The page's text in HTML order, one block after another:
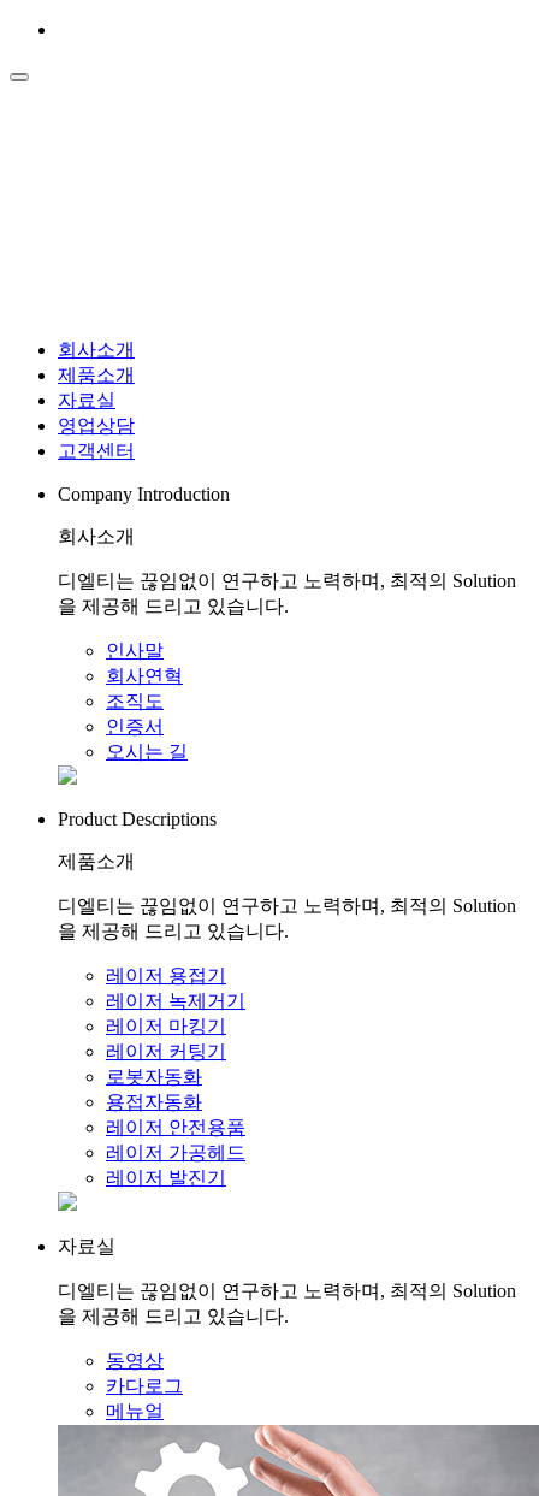
회사소개
제품소개
자료실
영업상담
고객센터
Company Introduction
회사소개
디엘티는 끊임없이 연구하고 노력하며, 최적의 Solution
을 제공해 드리고 있습니다.
인사말
회사연혁
조직도
인증서
오시는 길
Product Descriptions
제품소개
디엘티는 끊임없이 연구하고 노력하며, 최적의 Solution
을 제공해 드리고 있습니다.
레이저 용접기
레이저 녹제거기
레이저 마킹기
레이저 커팅기
로봇자동화
용접자동화
레이저 안전용품
레이저 가공헤드
레이저 발진기
자료실
디엘티는 끊임없이 연구하고 노력하며, 최적의 Solution
을 제공해 드리고 있습니다.
동영상
카다로그
메뉴얼